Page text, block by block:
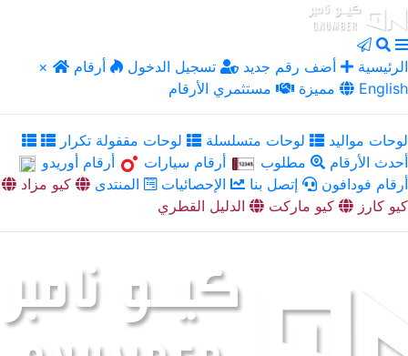
× الرئيسية أضف رقم جديد تسجيل الدخول
أرقام
مميزة
مستثمري الأرقام English
لوحات مواليد لوحات متسلسلة
لوحات مقفولة تكرار
أحدث الأرقام
مطلوب أرقام سيارات
أرقام أوريدو
أرقام فودافون
إتصل بنا الإحصائيات المنتدى
كيو مزاد
كيو كارز
كيو ماركت الدليل القطري